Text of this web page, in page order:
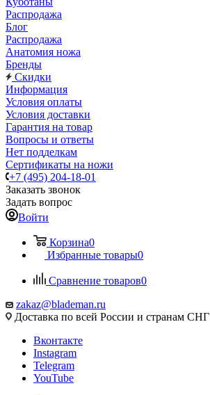
Распродажа
Блог
Распродажа
Анатомия ножа
Бренды
Скидки
Информация
Условия оплаты
Условия доставки
Гарантия на товар
Вопросы и ответы
Нет подделкам
Сертификаты на ножи
+7 (495) 204-18-01
Заказать звонок
Задать вопрос
Войти
Корзина0
Избранные товары0
Сравнение товаров0
zakaz@blademan.ru
Доставка по всей России и странам СНГ
Вконтакте
Instagram
Telegram
YouTube